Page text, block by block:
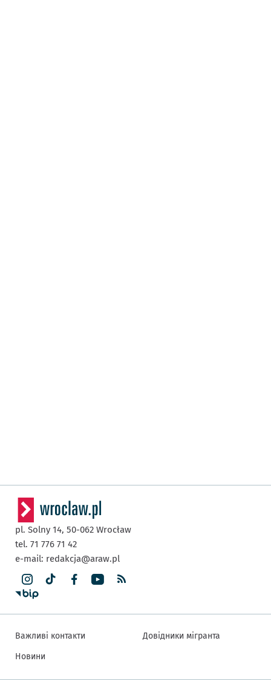
pl. Solny 14, 50-062 Wrocław
tel. 71 776 71 42
e-mail: redakcja@araw.pl
Важливі контакти
Новини
Довідники мігранта